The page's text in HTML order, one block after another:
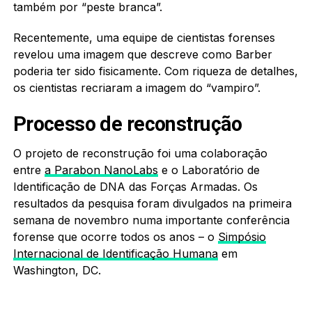
também por “peste branca”.
Recentemente, uma equipe de cientistas forenses
revelou uma imagem que descreve como Barber
poderia ter sido fisicamente. Com riqueza de detalhes,
os cientistas recriaram a imagem do “vampiro”.
Processo de reconstrução
O projeto de reconstrução foi uma colaboração
entre a Parabon NanoLabs e o Laboratório de
Identificação de DNA das Forças Armadas. Os
resultados da pesquisa foram divulgados na primeira
semana de novembro numa importante conferência
forense que ocorre todos os anos – o Simpósio
Internacional de Identificação Humanaem
Washington, DC.